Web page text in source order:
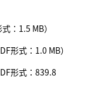
式：1.5 MB）
形式：1.0 MB）
形式：839.8